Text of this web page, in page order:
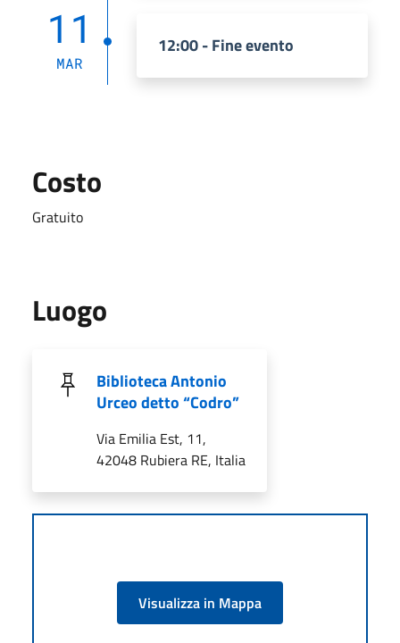
11
MAR
12:00 - Fine evento
Costo
Gratuito
Luogo
Biblioteca Antonio
Urceo detto “Codro”
Via Emilia Est, 11,
42048 Rubiera RE, Italia
Visualizza in Mappa